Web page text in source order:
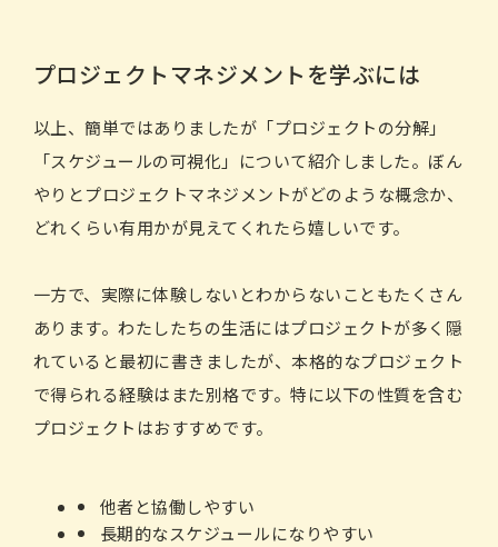
プロジェクトマネジメントを学ぶには
以上、簡単ではありましたが「プロジェクトの分解」
「スケジュールの可視化」について紹介しました。ぼん
やりとプロジェクトマネジメントがどのような概念か、
どれくらい有用かが見えてくれたら嬉しいです。
一方で、実際に体験しないとわからないこともたくさん
あります。わたしたちの生活にはプロジェクトが多く隠
れていると最初に書きましたが、本格的なプロジェクト
で得られる経験はまた別格です。特に以下の性質を含む
プロジェクトはおすすめです。
他者と協働しやすい
長期的なスケジュールになりやすい